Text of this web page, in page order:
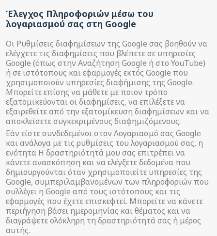
Έλεγχος Πληροφοριών μέσω του
λογαριασμού σας στη Google
Οι Ρυθμίσεις διαφημίσεων της Google σας βοηθούν να
ελέγχετε τις διαφημίσεις που βλέπετε σε υπηρεσίες
Google (όπως στην Αναζήτηση Google ή στο YouTube)
ή σε ιστότοπους και εφαρμογές εκτός Google που
χρησιμοποιούν υπηρεσίες διαφήμισης της Google.
Μπορείτε επίσης να μάθετε με ποιον τρόπο
εξατομικεύονται οι διαφημίσεις, να επιλέξετε να
εξαιρεθείτε από την εξατομίκευση διαφημίσεων και να
αποκλείσετε συγκεκριμένους διαφημιζόμενους.
Εάν είστε συνδεδεμένοι στον Λογαριασμό σας Google
και ανάλογα με τις ρυθμίσεις του λογαριασμού σας, η
ενότητα Η δραστηριότητά μου σας επιτρέπει να
κάνετε ανασκόπηση και να ελέγξετε δεδομένα που
δημιουργούνται όταν χρησιμοποιείτε υπηρεσίες της
Google, συμπεριλαμβανομένων των πληροφοριών που
συλλέγει η Google από τους ιστότοπους και τις
εφαρμογές που έχετε επισκεφτεί. Μπορείτε να κάνετε
περιήγηση βάσει ημερομηνίας και θέματος και να
διαγράψετε ολόκληρη τη δραστηριότητά σας ή μέρος
αυτής.